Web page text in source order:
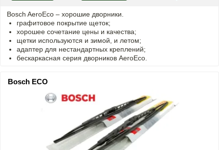
Bosch AeroEco – хорошие дворники.
графитовое покрытие щеток;
хорошее сочетание цены и качества;
щетки используются и зимой, и летом;
адаптер для нестандартных креплений;
бескаркасная серия дворников AeroEco.
Bosch ECO